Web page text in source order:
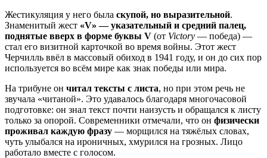
Жестикуляция у него была скупой, но выразительной.
Знаменитый жест «V» — указательный и средний палец,
поднятые вверх в форме буквы V (от Victory — победа) —
стал его визитной карточкой во время войны. Этот жест
Черчилль ввёл в массовый обиход в 1941 году, и он до сих пор
используется во всём мире как знак победы или мира.
На трибуне он читал тексты с листа, но при этом речь не
звучала «читаной». Это удавалось благодаря многочасовой
подготовке: он знал текст почти наизусть и обращался к листу
только за опорой. Современники отмечали, что он физически
проживал каждую фразу — морщился на тяжёлых словах,
чуть улыбался на ироничных, хмурился на грозных. Лицо
работало вместе с голосом.